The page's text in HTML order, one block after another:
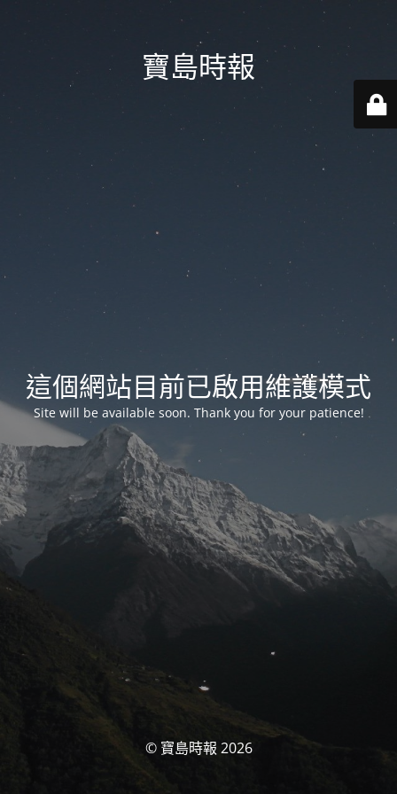
寶島時報
這個網站目前已啟用維護模式
Site will be available soon. Thank you for your patience!
© 寶島時報 2026